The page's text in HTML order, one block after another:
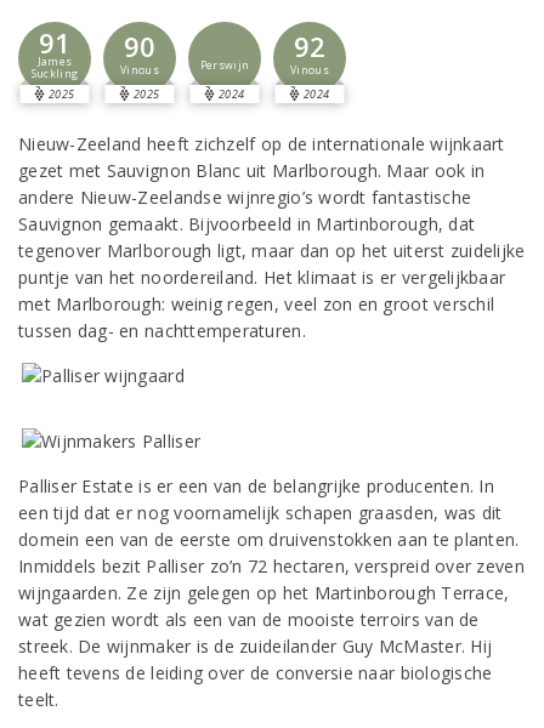
91
James
Suckling
2025
90
Vinous
2025
Perswijn
2024
92
Vinous
2024
Nieuw-Zeeland heeft zichzelf op de internationale wijnkaart
gezet met Sauvignon Blanc uit Marlborough. Maar ook in
andere Nieuw-Zeelandse wijnregio’s wordt fantastische
Sauvignon gemaakt. Bijvoorbeeld in Martinborough, dat
tegenover Marlborough ligt, maar dan op het uiterst zuidelijke
puntje van het noordereiland. Het klimaat is er vergelijkbaar
met Marlborough: weinig regen, veel zon en groot verschil
tussen dag- en nachttemperaturen.
Palliser Estate is er een van de belangrijke producenten. In
een tijd dat er nog voornamelijk schapen graasden, was dit
domein een van de eerste om druivenstokken aan te planten.
Inmiddels bezit Palliser zo’n 72 hectaren, verspreid over zeven
wijngaarden. Ze zijn gelegen op het Martinborough Terrace,
wat gezien wordt als een van de mooiste terroirs van de
streek. De wijnmaker is de zuideilander Guy McMaster. Hij
heeft tevens de leiding over de conversie naar biologische
teelt.